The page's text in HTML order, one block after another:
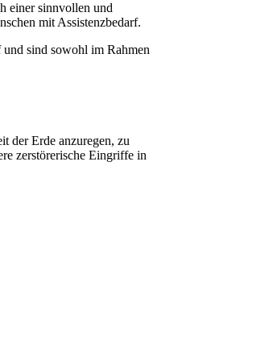
einer sinnvollen und
mit Assistenzbedarf.
sind sowohl im Rahmen
der Erde anzuregen, zu
zerstörerische Eingriffe in